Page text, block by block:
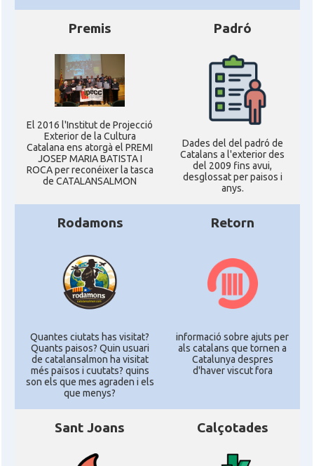
Premis
El 2016 l'Institut de Projecció
Exterior de la Cultura
Catalana ens atorgà el PREMI
JOSEP MARIA BATISTA I
ROCA per reconéixer la tasca
de CATALANSALMON
Padró
Dades del del padró de
Catalans a l'exterior des
del 2009 fins avui,
desglossat per paisos i
anys.
Rodamons
Quantes ciutats has visitat?
Quants paisos? Quin usuari
de catalansalmon ha visitat
més països i cuutats? quins
son els que mes agraden i els
que menys?
Retorn
informació sobre ajuts per
als catalans que tornen a
Catalunya despres
d'haver viscut fora
Sant Joans Calçotades